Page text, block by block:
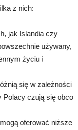
z nich:
jak Islandia czy
używany,
życiu i
się w zależności
Polacy czują się obco
oferować niższe